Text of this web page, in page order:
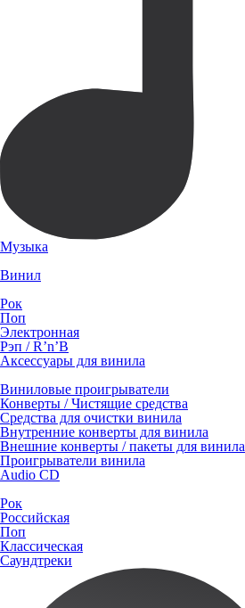
Музыка
Винил
Рок
Поп
Электронная
Рэп / R’n’B
Аксессуары для винила
Виниловые проигрыватели
Конверты / Чистящие средства
Средства для очистки винила
Внутренние конверты для винила
Внешние конверты / пакеты для винила
Проигрыватели винила
Audio CD
Рок
Российская
Поп
Классическая
Саундтреки